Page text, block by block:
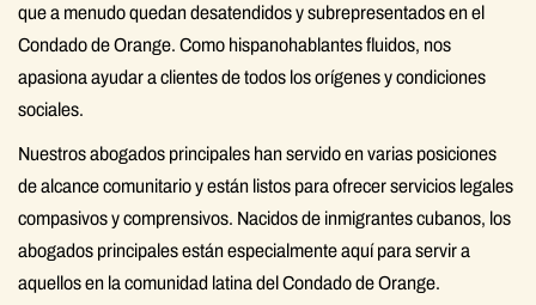
que a menudo quedan desatendidos y subrepresentados en el
Condado de Orange. Como hispanohablantes fluidos, nos
apasiona ayudar a clientes de todos los orígenes y condiciones
sociales.
Nuestros abogados principales han servido en varias posiciones
de alcance comunitario y están listos para ofrecer servicios legales
compasivos y comprensivos. Nacidos de inmigrantes cubanos, los
abogados principales están especialmente aquí para servir a
aquellos en la comunidad latina del Condado de Orange.